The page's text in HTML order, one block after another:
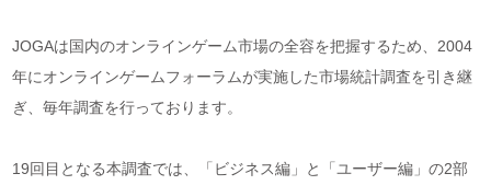
JOGAは国内のオンラインゲーム市場の全容を把握するため、2004
年にオンラインゲームフォーラムが実施した市場統計調査を引き継
ぎ、毎年調査を行っております。
19回目となる本調査では、「ビジネス編」と「ユーザー編」の2部